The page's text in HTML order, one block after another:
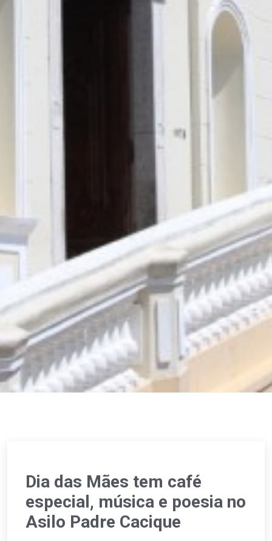
Dia das Mães tem café
especial, música e poesia no
Asilo Padre Cacique